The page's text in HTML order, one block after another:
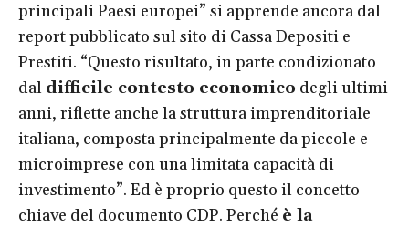
principali Paesi europei” si apprende ancora dal
report pubblicato sul sito di Cassa Depositi e
Prestiti. “Questo risultato, in parte condizionato
dal difficile contesto economico degli ultimi
anni, riflette anche la struttura imprenditoriale
italiana, composta principalmente da piccole e
microimprese con una limitata capacità di
investimento”. Ed è proprio questo il concetto
chiave del documento CDP. Perché è la